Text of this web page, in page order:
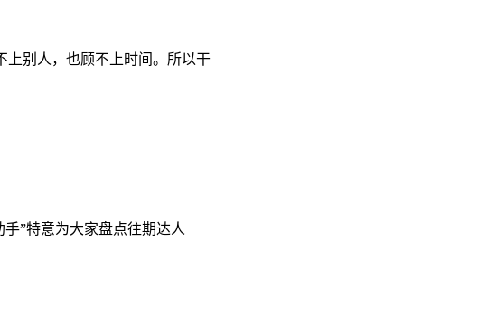
上别人，也顾不上时间。所以干
”特意为大家盘点往期达人